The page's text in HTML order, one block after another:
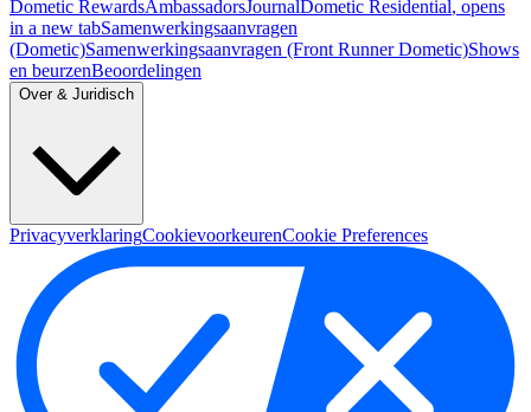
Dometic RewardsAmbassadorsJournalDometic Residential, opens
in a new tabSamenwerkingsaanvragen
(Dometic)Samenwerkingsaanvragen (Front Runner Dometic)Shows
en beurzenBeoordelingen
Over & Juridisch
PrivacyverklaringCookievoorkeurenCookie Preferences